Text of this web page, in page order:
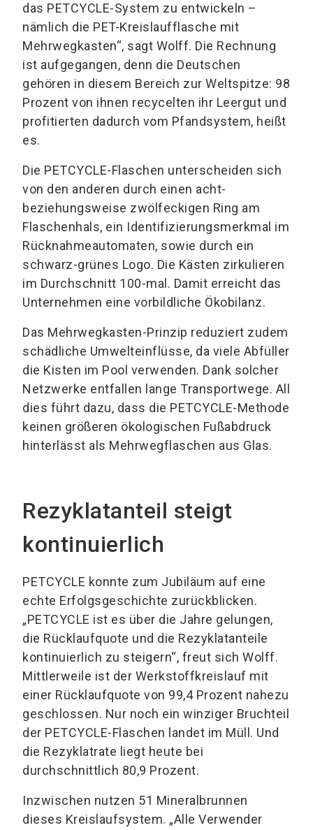
das PETCYCLE-System zu entwickeln –
nämlich die PET-Kreislaufflasche mit
Mehrwegkasten“, sagt Wolff. Die Rechnung
ist aufgegangen, denn die Deutschen
gehören in diesem Bereich zur Weltspitze: 98
Prozent von ihnen recycelten ihr Leergut und
profitierten dadurch vom Pfandsystem, heißt
es.
Die PETCYCLE-Flaschen unterscheiden sich
von den anderen durch einen acht-
beziehungsweise zwölfeckigen Ring am
Flaschenhals, ein Identifizierungsmerkmal im
Rücknahmeautomaten, sowie durch ein
schwarz-grünes Logo. Die Kästen zirkulieren
im Durchschnitt 100-mal. Damit erreicht das
Unternehmen eine vorbildliche Ökobilanz.
Das Mehrwegkasten-Prinzip reduziert zudem
schädliche Umwelteinflüsse, da viele Abfüller
die Kisten im Pool verwenden. Dank solcher
Netzwerke entfallen lange Transportwege. All
dies führt dazu, dass die PETCYCLE-Methode
keinen größeren ökologischen Fußabdruck
hinterlässt als Mehrwegflaschen aus Glas.
Rezyklatanteil steigt
kontinuierlich
PETCYCLE konnte zum Jubiläum auf eine
echte Erfolgsgeschichte zurückblicken.
„PETCYCLE ist es über die Jahre gelungen,
die Rücklaufquote und die Rezyklatanteile
kontinuierlich zu steigern“, freut sich Wolff.
Mittlerweile ist der Werkstoffkreislauf mit
einer Rücklaufquote von 99,4 Prozent nahezu
geschlossen. Nur noch ein winziger Bruchteil
der PETCYCLE-Flaschen landet im Müll. Und
die Rezyklatrate liegt heute bei
durchschnittlich 80,9 Prozent.
Inzwischen nutzen 51 Mineralbrunnen
dieses Kreislaufsystem. „Alle Verwender